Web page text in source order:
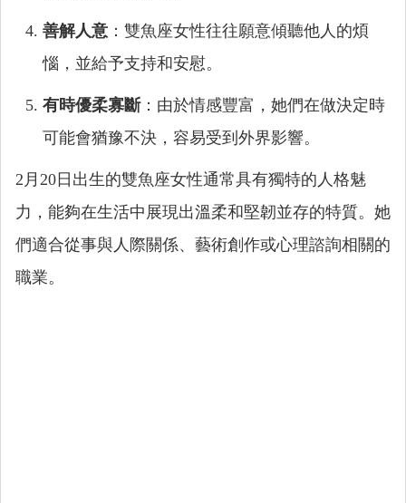
善解人意 ：雙魚座女性往往願意傾聽他人的煩
惱，並給予支持和安慰。
有時優柔寡斷：由於情感豐富，她們在做決定時
可能會猶豫不決，容易受到外界影響。
2月20日出生的雙魚座女性通常具有獨特的人格魅
力，能夠在生活中展現出溫柔和堅韌並存的特質。她
們適合從事與人際關係、藝術創作或心理諮詢相關的
職業。